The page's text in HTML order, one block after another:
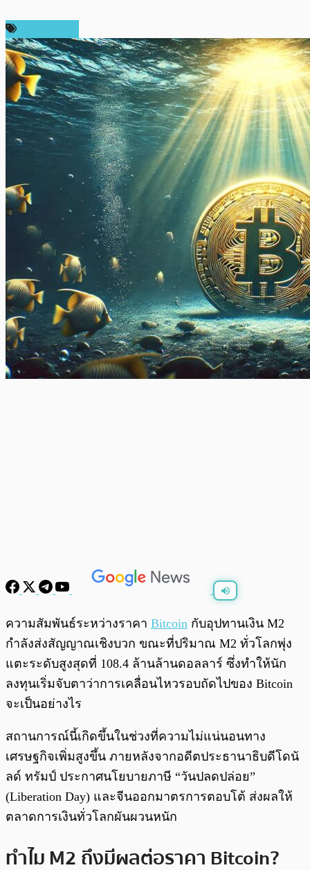
พร้อมเล่น 0:00/
ความสัมพันธ์ระหว่างราคา Bitcoin กับอุปทานเงิน M2
กำลังส่งสัญญาณเชิงบวก ขณะที่ปริมาณ M2 ทั่วโลกพุ่ง
แตะระดับสูงสุดที่ 108.4 ล้านล้านดอลลาร์ ซึ่งทำให้นัก
ลงทุนเริ่มจับตาว่าการเคลื่อนไหวรอบถัดไปของ Bitcoin
จะเป็นอย่างไร
สถานการณ์นี้เกิดขึ้นในช่วงที่ความไม่แน่นอนทาง
เศรษฐกิจเพิ่มสูงขึ้น ภายหลังจากอดีตประธานาธิบดีโดนั
ลด์ ทรัมป์ ประกาศนโยบายภาษี “วันปลดปล่อย”
(Liberation Day) และจีนออกมาตรการตอบโต้ ส่งผลให้
ตลาดการเงินทั่วโลกผันผวนหนัก
ทำไม M2 ถึงมีผลต่อราคา Bitcoin?